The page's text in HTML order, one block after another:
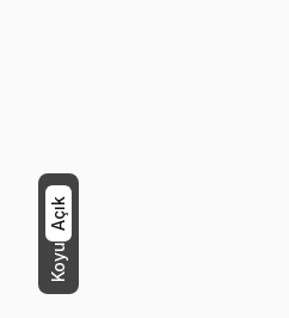
Koyu
Açık